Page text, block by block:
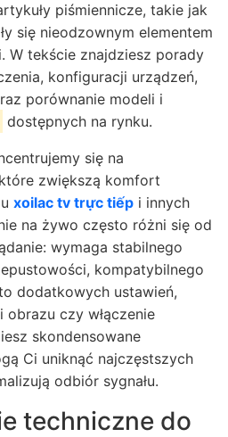
piśmiennicze, takie jak
się nieodzownym elementem
W tekście znajdziesz porady
konfiguracji urządzeń,
porównanie modeli i
dostępnych na rynku.
się na
zwiększą komfort
xoilac tv trực tiếp i innych
na żywo często różni się od
wymaga stabilnego
kompatybilnego
dodatkowych ustawień,
czy włączenie
skondensowane
Ci uniknąć najczęstszych
odbiór sygnału.
techniczne do